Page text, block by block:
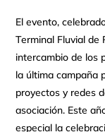
El evento,
Terminal Fluvial de
intercambio de los
la última campaña
proyectos y redes
asociación. Este
especial la